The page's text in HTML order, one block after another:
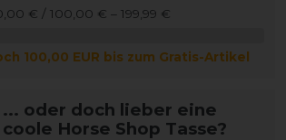
€ / 100,00 € – 199,99 €
100,00 EUR bis zum Gratis-Artikel
... oder doch lieber eine
coole Horse Shop Tasse?